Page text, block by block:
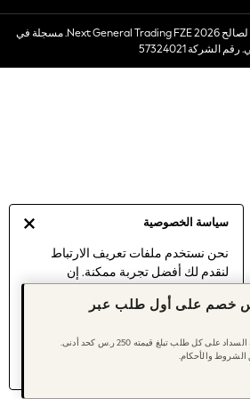
سياسة الخصوصية
نحن نستخدم ملفات تعريف الارتباط
لنقدم لك أفضل تجربة ممكنة. إن
موافقتك على استخدامنا لملفات تعريف
اكتشف المزيد عن إدارة إعدادات ملفات
تعريف الارتباط (الكوكيز).
Sun
Women's
Women's
حقوق الطبع والنشر محفوظة © لصالح 2026 Next General Trading FZE. مسجلة في
رقم الشركة 57324021
على 50 ر.س خصم على أول طلب عبر
يُطبق العرض تلقائيًا في صفحة السداد على كل طلب تبلغ قيمته 250 ر.س كحد أدنى.
والأحكام.